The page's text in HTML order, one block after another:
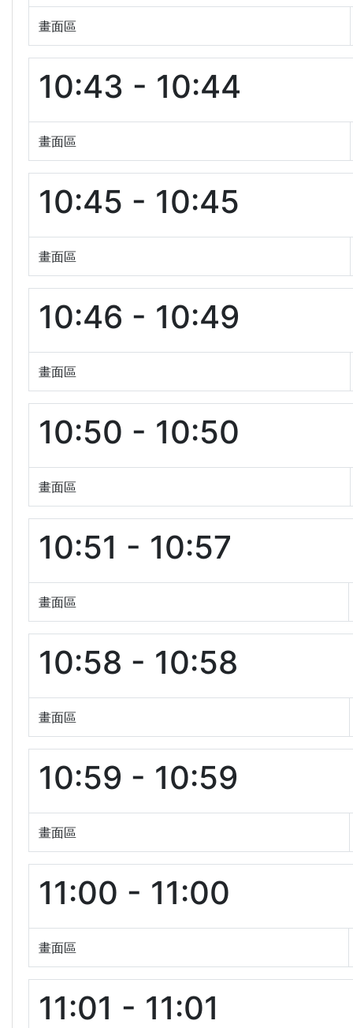
畫面區
10:43 - 10:44
畫面區
10:45 - 10:45
畫面區
10:46 - 10:49
畫面區
10:50 - 10:50
畫面區
10:51 - 10:57
畫面區
10:58 - 10:58
畫面區
10:59 - 10:59
畫面區
11:00 - 11:00
畫面區
11:01 - 11:01